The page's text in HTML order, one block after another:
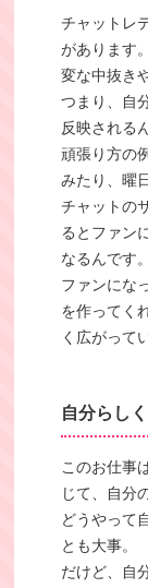
チャットレ
があります。
変な中抜き
つまり、自
反映される
頑張り方の
みたり、曜
チャットの
るとファン
なるんです。
ファンにな
を作ってく
く広がって
自分らし
このお仕事
じて、自分
どうやって
とも大事。
だけど、自